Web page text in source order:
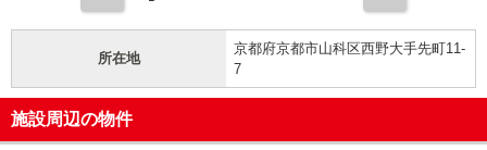
所在地
京都府京都市山科区西野大手先町11-
7
施設周辺の物件